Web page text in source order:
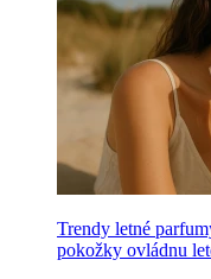
Trendy letné
pokožky ovládnu